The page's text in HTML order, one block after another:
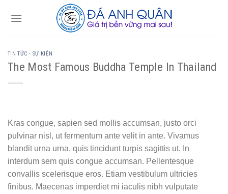
TIN TỨC - SỰ KIỆN
The Most Famous Buddha Temple In Thailand
Kras congue, sapien sed mollis accumsan, justo orci
pulvinar nisl, ut fermentum ante velit in ante. Vivamus
blandit urna urna, quis tincidunt turpis sagittis ut. In
interdum sem quis congue accumsan. Pellentesque
convallis scelerisque eros. Etiam vestibulum ultricies
finibus. Maecenas imperdiet mi iaculis nibh vulputate